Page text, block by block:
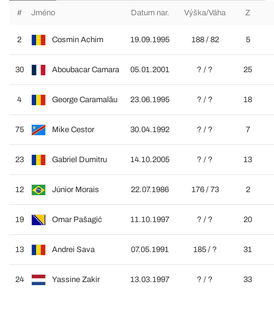
# Jméno Datum nar. Výška/Váha Z
2 Cosmin Achim 19.09.1995 188 / 82 5
30 Aboubacar Camara 05.01.2001 ? / ? 25
4 George Caramalău 23.06.1995 ? / ? 18
75 Mike Cestor 30.04.1992 ? / ? 7
23 Gabriel Dumitru 14.10.2005 ? / ? 13
12 Júnior Morais 22.07.1986 176 / 73 2
19 Omar Pašagić 11.10.1997 ? / ? 20
13 Andrei Sava 07.05.1991 185 / ? 31
24 Yassine Zakir 13.03.1997 ? / ? 33